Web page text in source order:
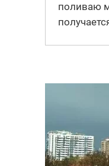
поливаю